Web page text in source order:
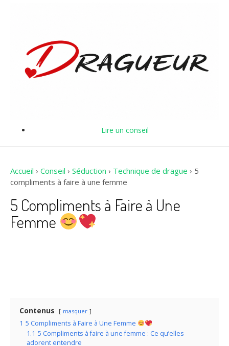
Lire un conseil
Accueil › Conseil › Séduction › Technique de drague › 5
compliments à faire à une femme
5 Compliments à Faire à Une
Femme
Contenus masquer
1 5 Compliments à Faire à Une Femme
1.1 5 Compliments à faire à une femme : Ce qu’elles
adorent entendre